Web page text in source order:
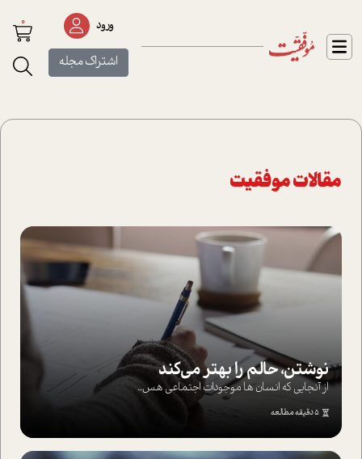
ورود
اشتراک مجله
0
مقالات موفقیت
نوشتن، حالم را بهتر می‌کند
از آنجایی که انسان ها موجودات اجتماعی هس...
5 دقیقه مطالعه